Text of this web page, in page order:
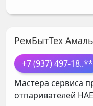
РемБытТех Амаль
+7 (937) 497-18..**
Мастера сервиса
отпаривателей